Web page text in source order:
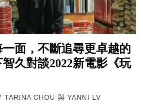
面，不斷追尋更卓越的
久對談2022新電影《玩
TARINA CHOU 與 YANNI LV